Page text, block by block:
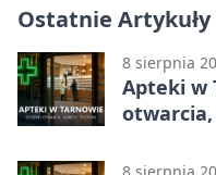
Ostatnie Artykuły
8 sierpnia
Apteki w